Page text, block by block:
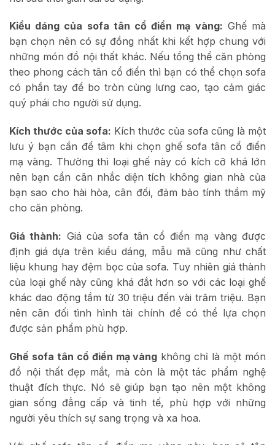
Kiểu dáng của sofa tân cổ điển mạ vàng: Ghế mà
bạn chọn nên có sự đồng nhất khi kết hợp chung với
những món đồ nội thất khác. Nếu tổng thể căn phòng
theo phong cách tân cổ điển thì bạn có thể chọn sofa
có phần tay để bo tròn cùng lưng cao, tạo cảm giác
quý phái cho người sử dụng.
Kích thước của sofa: Kích thước của sofa cũng là một
lưu ý bạn cần để tâm khi chọn ghế sofa tân cổ điển
mạ vàng. Thường thì loại ghế này có kích cỡ khá lớn
nên bạn cần cân nhắc diện tích không gian nhà của
bạn sao cho hài hòa, cân đối, đảm bảo tính thẩm mỹ
cho căn phòng.
Giá thành: Giá của sofa tân cổ điển mạ vàng được
định giá dựa trên kiểu dáng, mẫu mã cũng như chất
liệu khung hay đệm bọc của sofa. Tuy nhiên giá thành
của loại ghế này cũng khá đắt hơn so với các loại ghế
khác dao động tầm từ 30 triệu đến vài trăm triệu. Bạn
nên cân đối tình hình tài chính để có thể lựa chọn
được sản phẩm phù hợp.
Ghế sofa tân cổ điển mạ vàng không chỉ là một món
đồ nội thất đẹp mắt, mà còn là một tác phẩm nghệ
thuật đích thực. Nó sẽ giúp bạn tạo nên một không
gian sống đẳng cấp và tinh tế, phù hợp với những
người yêu thích sự sang trọng và xa hoa.